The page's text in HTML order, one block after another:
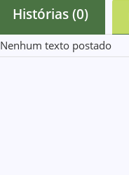
Histórias (0)
Nenhum texto postado